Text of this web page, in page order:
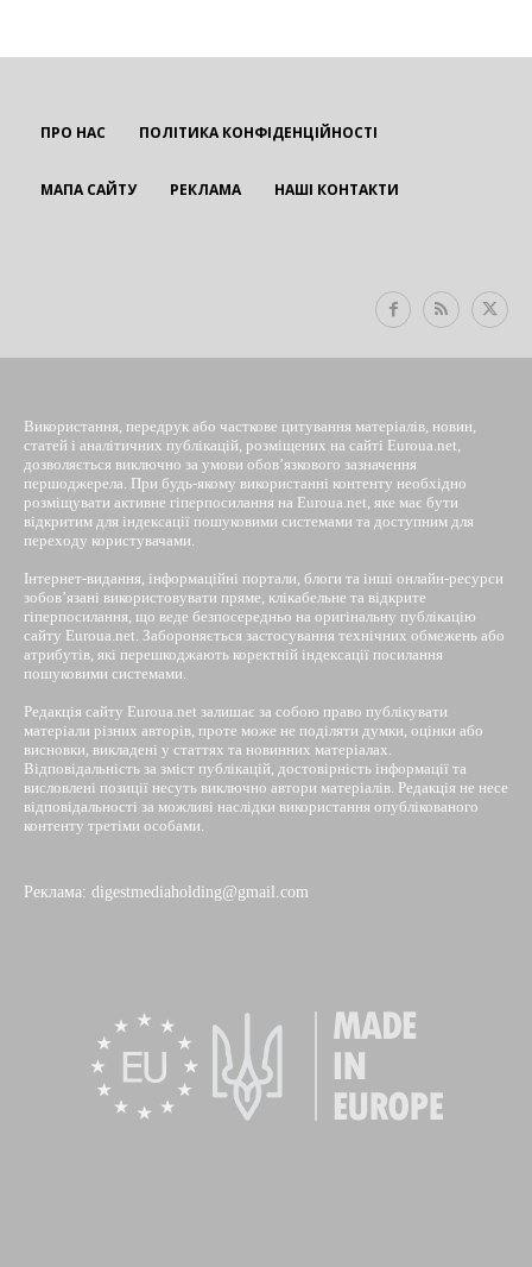
ПРО НАС ПОЛІТИКА КОНФІДЕНЦІЙНОСТІ
МАПА САЙТУ РЕКЛАМА НАШІ КОНТАКТИ
Використання, передрук або часткове цитування матеріалів, новин,
статей і аналітичних публікацій, розміщених на сайті Euroua.net,
дозволяється виключно за умови обов’язкового зазначення
першоджерела. При будь-якому використанні контенту необхідно
розміщувати активне гіперпосилання на Euroua.net, яке має бути
відкритим для індексації пошуковими системами та доступним для
переходу користувачами.
Інтернет-видання, інформаційні портали, блоги та інші онлайн-ресурси
зобов’язані використовувати пряме, клікабельне та відкрите
гіперпосилання, що веде безпосередньо на оригінальну публікацію
сайту Euroua.net. Забороняється застосування технічних обмежень або
атрибутів, які перешкоджають коректній індексації посилання
пошуковими системами.
Редакція сайту Euroua.net залишає за собою право публікувати
матеріали різних авторів, проте може не поділяти думки, оцінки або
висновки, викладені у статтях та новинних матеріалах.
Відповідальність за зміст публікацій, достовірність інформації та
висловлені позиції несуть виключно автори матеріалів. Редакція не несе
відповідальності за можливі наслідки використання опублікованого
контенту третіми особами.
Реклама: digestmediaholding@gmail.com